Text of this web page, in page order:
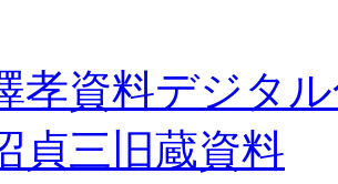
孝資料デジタ
貞三旧蔵資料